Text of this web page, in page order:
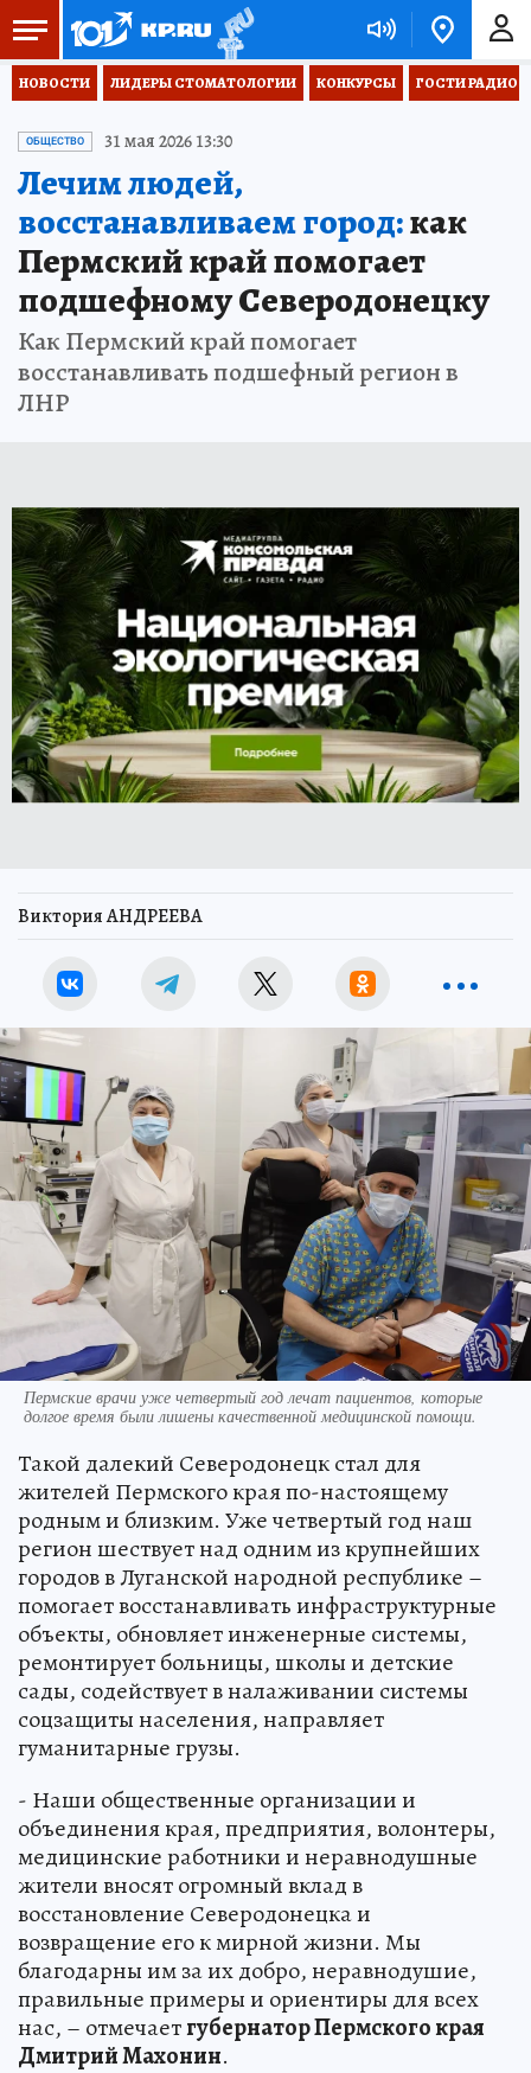
НОВОСТИ ЛИДЕРЫ СТОМАТОЛОГИИ КОНКУРСЫ ГОСТИ РАДИО
ОБЩЕСТВО 31 мая 2026 13:30
Лечим людей,
восстанавливаем город:как
Пермский край помогает
подшефному Северодонецку
Как Пермский край помогает
восстанавливать подшефный регион в
ЛНР
Виктория АНДРЕЕВА
Пермские врачи уже четвертый год лечат пациентов, которые
долгое время были лишены качественной медицинской помощи.
Такой далекий Северодонецк стал для
жителей Пермского края по-настоящему
родным и близким. Уже четвертый год наш
регион шествует над одним из крупнейших
городов в Луганской народной республике –
помогает восстанавливать инфраструктурные
объекты, обновляет инженерные системы,
ремонтирует больницы, школы и детские
сады, содействует в налаживании системы
соцзащиты населения, направляет
гуманитарные грузы.
- Наши общественные организации и
объединения края, предприятия, волонтеры,
медицинские работники и неравнодушные
жители вносят огромный вклад в
восстановление Северодонецка и
возвращение его к мирной жизни. Мы
благодарны им за их добро, неравнодушие,
правильные примеры и ориентиры для всех
нас, – отмечаетгубернатор Пермского края
Дмитрий Махонин.